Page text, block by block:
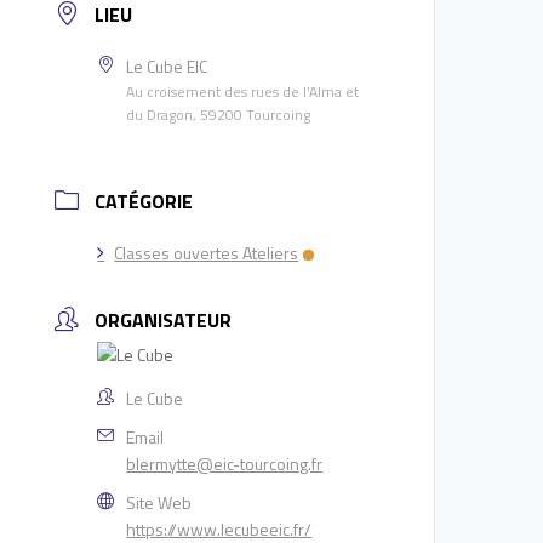
LIEU
Le Cube EIC
Au croisement des rues de l'Alma et
du Dragon, 59200 Tourcoing
CATÉGORIE
Classes ouvertes Ateliers
ORGANISATEUR
Le Cube
Email
blermytte@eic-tourcoing.fr
Site Web
https://www.lecubeeic.fr/